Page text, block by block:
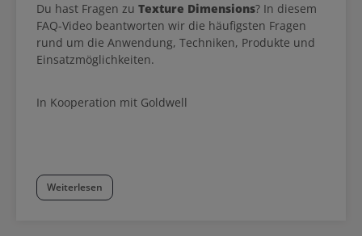
Du hast Fragen zu Texture Dimensions? In diesem
FAQ-Video beantworten wir die häufigsten Fragen
rund um die Anwendung, Techniken, Produkte und
Einsatzmöglichkeiten.
In Kooperation mit Goldwell
Weiterlesen